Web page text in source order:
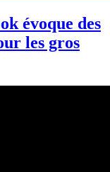
évoque des
les gros